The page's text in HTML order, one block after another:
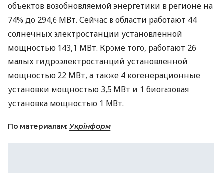
объектов возобновляемой энергетики в регионе на
74% до 294,6 МВт. Сейчас в области работают 44
солнечных электростанции установленной
мощностью 143,1 МВт. Кроме того, работают 26
малых гидроэлектростанций установленной
мощностью 22 МВт, а также 4 когенерационные
установки мощностью 3,5 МВт и 1 биогазовая
установка мощностью 1 МВт.
По материалам: Укрінформ